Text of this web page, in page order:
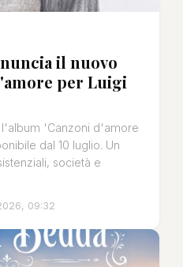
il nuovo
per Luigi
'Canzoni d'amore
dal 10 luglio. Un
società e
09:32